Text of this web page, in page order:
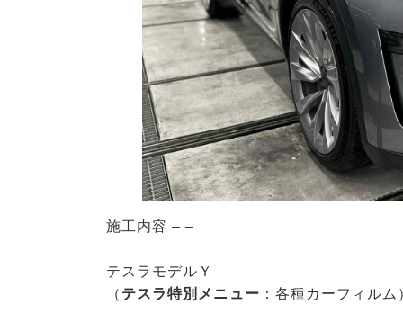
施工内容 – –
テスラモデルＹ
（ テスラ特別メニュー ：各種カーフィルム